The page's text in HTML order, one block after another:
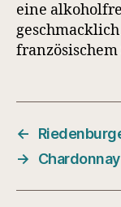
eine
←
→